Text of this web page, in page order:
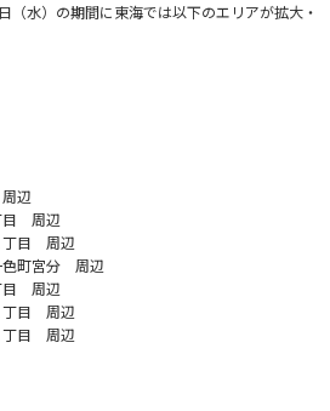
（水）の期間に東海では以下のエリアが拡大・
辺
目 周辺
丁目 周辺
色町宮分 周辺
目 周辺
丁目 周辺
丁目 周辺